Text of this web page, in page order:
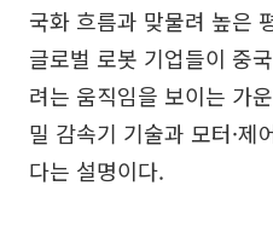
국화 흐름과 맞물려 높은
글로벌 로봇 기업들이 중
려는 움직임을 보이는 가
밀 감속기 기술과 모터·제
다는 설명이다.